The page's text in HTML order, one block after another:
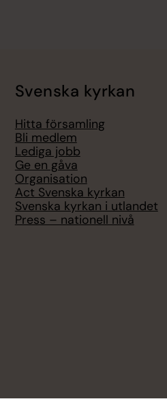
Svenska kyrkan
Hitta församling
Bli medlem
Lediga jobb
Ge en gåva
Organisation
Act Svenska kyrkan
Svenska kyrkan i utlandet
Press – nationell nivå